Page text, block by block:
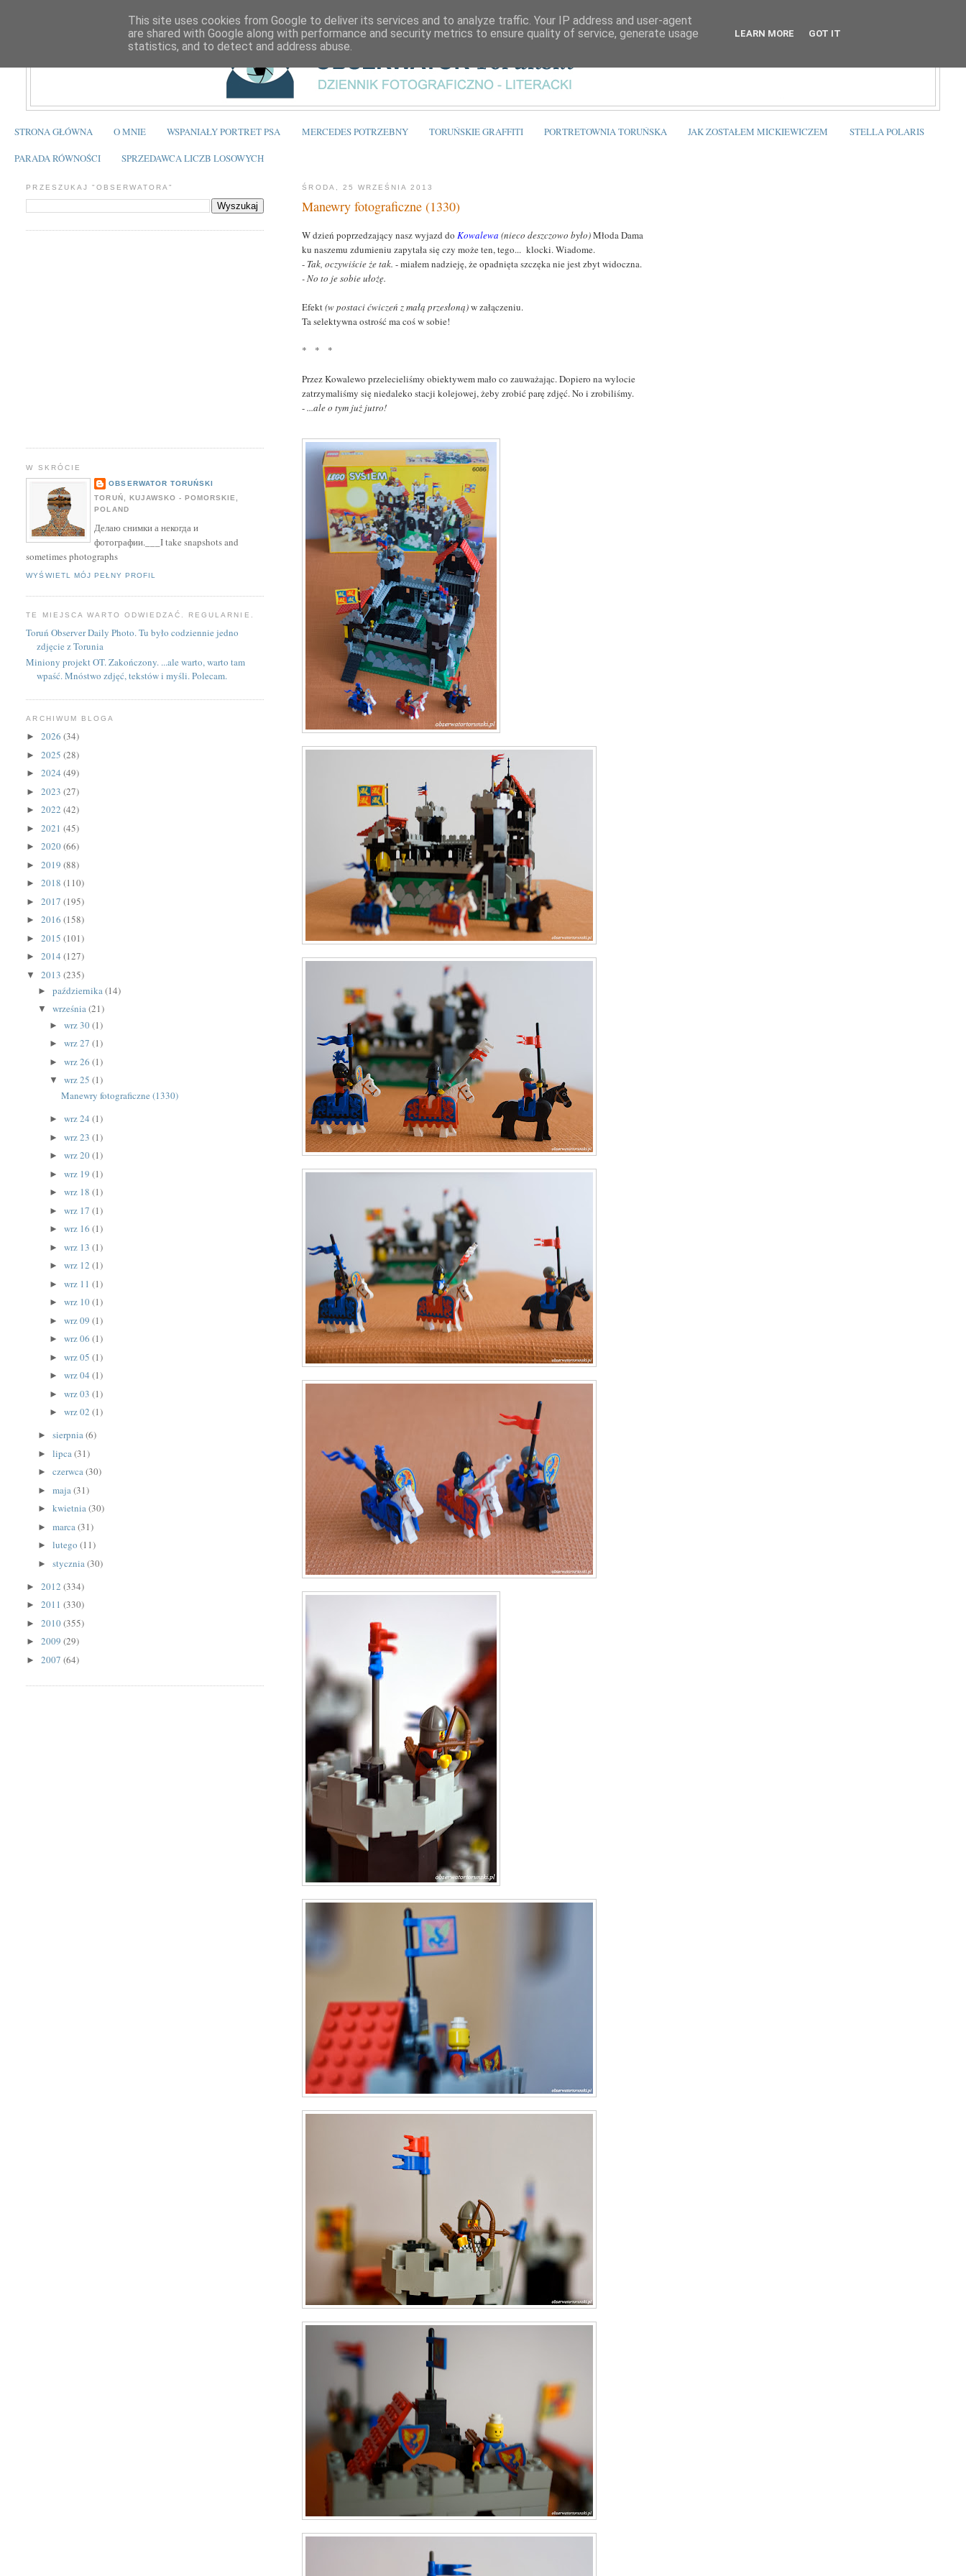
STRONA GŁÓWNA O MNIE WSPANIAŁY PORTRET PSA MERCEDES POTRZEBNY TORUŃSKIE GRAFFITI PORTRETOWNIA TORUŃSKA JAK ZOSTAŁEM MICKIEWICZEM STELLA POLARIS
PARADA RÓWNOŚCI SPRZEDAWCA LICZB LOSOWYCH
ŚRODA, 25 WRZEŚNIA 2013
Manewry fotograficzne (1330)
W dzień poprzedzający nasz wyjazd doKowalewa(nieco deszczowo było)Młoda Dama
ku naszemu zdumieniu zapytała się czy może ten, tego... klocki. Wiadome.
- Tak, oczywiście że tak.- miałem nadzieję, że opadnięta szczęka nie jest zbyt widoczna.
- No to je sobie ułożę.
Efekt(w postaci ćwiczeń z małą przesłoną)w załączeniu.
Ta selektywna ostrość ma coś w sobie!
* * *
Przez Kowalewo przelecieliśmy obiektywem mało co zauważając. Dopiero na wylocie
zatrzymaliśmy się niedaleko stacji kolejowej, żeby zrobić parę zdjęć. No i zrobiliśmy.
-...ale o tym już jutro!
PRZESZUKAJ "OBSERWATORA"
W SKRÓCIE
OBSERWATOR TORUŃSKI
TORUŃ, KUJAWSKO - POMORSKIE,
POLAND
Делаю снимки а некогда и
фотографии.___I take snapshots and
sometimes photographs
WYŚWIETL MÓJ PEŁNY PROFIL
TE MIEJSCA WARTO ODWIEDZAĆ. REGULARNIE.
Toruń Observer Daily Photo. Tu było codziennie jedno
zdjęcie z Torunia
Miniony projekt OT. Zakończony. ...ale warto, warto tam
wpaść. Mnóstwo zdjęć, tekstów i myśli. Polecam.
ARCHIWUM BLOGA
►2026(34)
►2025(28)
►2024(49)
►2023(27)
►2022(42)
►2021(45)
►2020(66)
►2019(88)
►2018(110)
►2017(195)
►2016(158)
►2015(101)
►2014(127)
▼2013(235)
►października(14)
▼września(21)
► wrz 30(1)
► wrz 27 (1)
► wrz 26 (1)
▼ wrz 25 (1)
Manewry fotograficzne (1330)
► wrz 24 (1)
► wrz 23 (1)
► wrz 20(1)
► wrz 19 (1)
► wrz 18 (1)
► wrz 17 (1)
► wrz 16 (1)
► wrz 13 (1)
► wrz 12 (1)
► wrz 11 (1)
► wrz 10(1)
► wrz 09 (1)
► wrz 06 (1)
► wrz 05 (1)
► wrz 04 (1)
► wrz 03 (1)
► wrz 02 (1)
►sierpnia(6)
►lipca(31)
►czerwca(30)
►maja(31)
►kwietnia(30)
►marca(31)
►lutego(11)
►stycznia(30)
►2012(334)
►2011(330)
►2010(355)
►2009(29)
►2007(64)
This site uses cookies from Google to deliver its services and to analyze traffic. Your IP address and user-agent
are shared with Google along with performance and security metrics to ensure quality of service, generate usage
statistics, and to detect and address abuse.
LEARN MORE GOT IT